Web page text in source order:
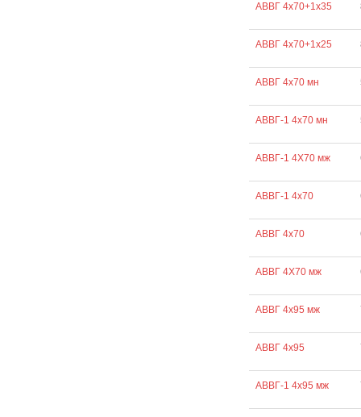
АВВГ 4х70+1х35
АВВГ 4х70+1х25
АВВГ 4х70 мн
АВВГ-1 4х70 мн
АВВГ-1 4Х70 мж
АВВГ-1 4х70
АВВГ 4х70
АВВГ 4Х70 мж
АВВГ 4х95 мж
АВВГ 4х95
АВВГ-1 4х95 мж